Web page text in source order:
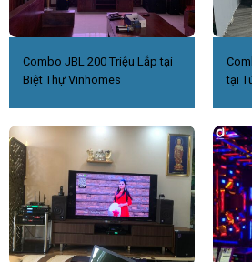
Combo JBL 200 Triệu Lắp tại
Biệt Thự Vinhomes
tại